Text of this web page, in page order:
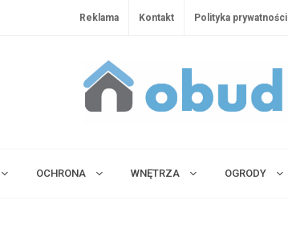
Reklama Kontakt Polityka prywatności
OCHRONA WNĘTRZA OGRODY